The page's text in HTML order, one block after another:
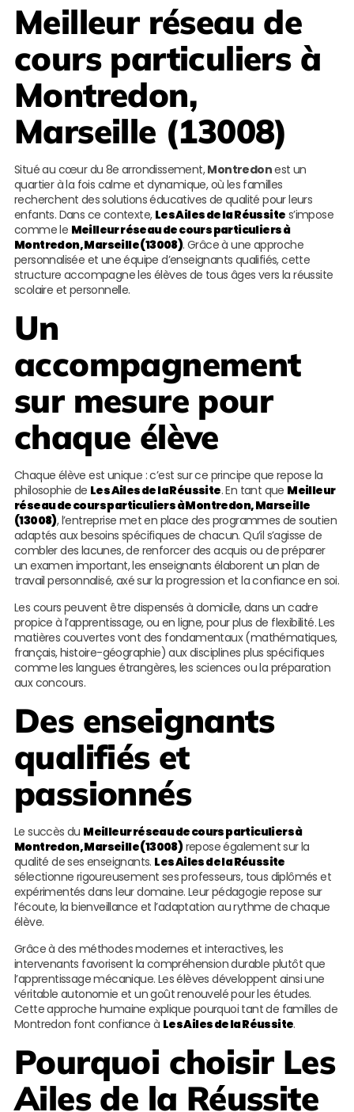
Meilleur réseau de
cours particuliers à
Montredon,
Marseille (13008)
Situé au cœur du 8e arrondissement,Montredonest un
quartier à la fois calme et dynamique, où les familles
recherchent des solutions éducatives de qualité pour leurs
enfants. Dans ce contexte, Les Ailes de la Réussite s’impose
comme le Meilleur réseau de cours particuliers à
Montredon, Marseille (13008). Grâce à une approche
personnalisée et une équipe d’enseignants qualifiés, cette
structure accompagne les élèves de tous âges vers la réussite
scolaire et personnelle.
Un
accompagnement
sur mesure pour
chaque élève
Chaque élève est unique : c’est sur ce principe que repose la
philosophie de Les Ailes de la Réussite. En tant que Meilleur
réseau de cours particuliers à Montredon, Marseille
(13008), l’entreprise met en place des programmes de soutien
adaptés aux besoins spécifiques de chacun. Qu’il s’agisse de
combler des lacunes, de renforcer des acquis ou de préparer
un examen important, les enseignants élaborent un plan de
travail personnalisé, axé sur la progression et la confiance en soi.
Les cours peuvent être dispensés à domicile, dans un cadre
propice à l’apprentissage, ou en ligne, pour plus de flexibilité. Les
matières couvertes vont des fondamentaux (mathématiques,
français, histoire-géographie) aux disciplines plus spécifiques
comme les langues étrangères, les sciences ou la préparation
aux concours.
Des enseignants
qualifiés et
passionnés
Le succès du Meilleur réseau de cours particuliers à
Montredon, Marseille (13008)repose également sur la
qualité de ses enseignants. Les Ailes de la Réussite
sélectionne rigoureusement ses professeurs, tous diplômés et
expérimentés dans leur domaine. Leur pédagogie repose sur
l’écoute, la bienveillance et l’adaptation au rythme de chaque
élève.
Grâce à des méthodes modernes et interactives, les
intervenants favorisent la compréhension durable plutôt que
l’apprentissage mécanique. Les élèves développent ainsi une
véritable autonomie et un goût renouvelé pour les études.
Cette approche humaine explique pourquoi tant de familles de
Montredon font confiance à Les Ailes de la Réussite.
Pourquoi choisir Les
Ailes de la Réussite